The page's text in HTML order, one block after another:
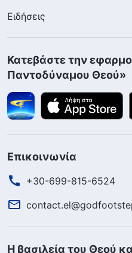
Ειδήσεις
Κατεβάστε την
Παντοδύναμου Θεού»
Επικοινωνία
+30-699-815-6524
Η βασιλεία του Θεού